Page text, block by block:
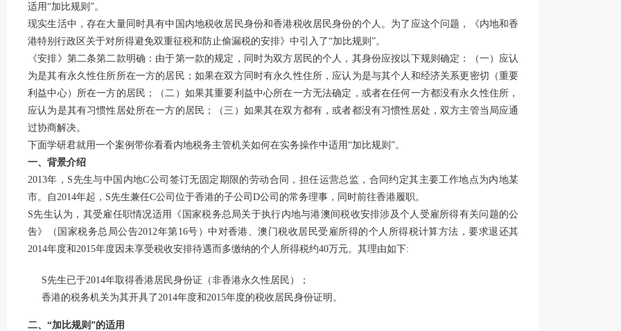
适用“加比规则”。
现实生活中，存在大量同时具有中国内地税收居民身份和香港税收居民身份的个人。为了应这个问题，《内地和香
港特别行政区关于对所得避免双重征税和防止偷漏税的安排》中引入了“加比规则”。
《安排》第二条第二款明确：由于第一款的规定，同时为双方居民的个人，其身份应按以下规则确定：（一）应认
为是其有永久性住所所在一方的居民；如果在双方同时有永久性住所，应认为是与其个人和经济关系更密切（重要
利益中心）所在一方的居民；（二）如果其重要利益中心所在一方无法确定，或者在任何一方都没有永久性住所，
应认为是其有习惯性居处所在一方的居民；（三）如果其在双方都有，或者都没有习惯性居处，双方主管当局应通
过协商解决。
下面学研君就用一个案例带你看看内地税务主管机关如何在实务操作中适用“加比规则”。
一、背景介绍
2013年，S先生与中国内地C公司签订无固定期限的劳动合同，担任运营总监，合同约定其主要工作地点为内地某
市。自2014年起，S先生兼任C公司位于香港的子公司D公司的常务理事，同时前往香港履职。
S先生认为，其受雇任职情况适用《国家税务总局关于执行内地与港澳间税收安排涉及个人受雇所得有关问题的公
吿》（国家税务总局公告2012年第16号）中对香港、澳门税收居民受雇所得的个人所得税计算方法，要求退还其
2014年度和2015年度因未享受税收安排待遇而多缴纳的个人所得税约40万元。其理由如下:
S先生已于2014年取得香港居民身份证（非香港永久性居民）；
香港的税务机关为其开具了2014年度和2015年度的税收居民身份证明。
二、“加比规则”的适用